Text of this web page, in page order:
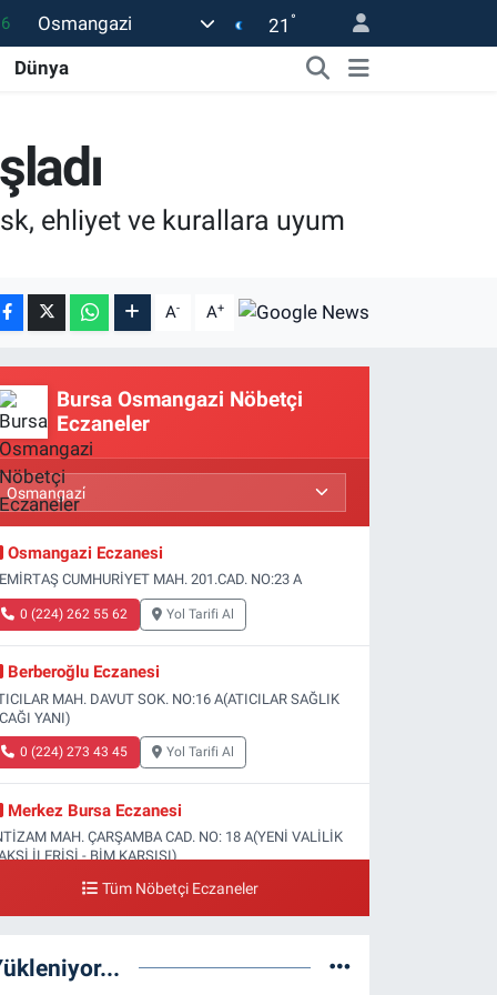
Osmangazi 21 °
Dünya
ehliyet ve kurallara uyum
A- A+
Bursa Osmangazi Nöbetçi
Eczaneler
Osmangazi Eczanesi
CUMHURİYET MAH. 201.CAD. NO:23 A
0 (224) 262 55 62 Yol Tarifi Al
Berberoğlu Eczanesi
MAH. DAVUT SOK. NO:16 A(ATICILAR SAĞLIK
YANI)
0 (224) 273 43 45 Yol Tarifi Al
Merkez Bursa Eczanesi
MAH. ÇARŞAMBA CAD. NO: 18 A(YENİ VALİLİK
İLERİSİ - BİM KARŞISI)
0 (224) 253 13 19 Yol Tarifi Al
MAH. DOĞAN CAD. NO:61(BEŞYOL ALTI - FATİH
Tüm Nöbetçi Eczaneler